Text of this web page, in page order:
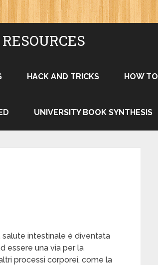
HACK AND TRICKS HOW TO
UNIVERSITY BOOK SYNTHESIS
salute intestinale è diventata
essere una via per la
processi corporei, come la